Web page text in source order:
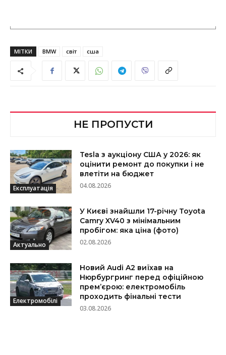
МІТКИ BMW світ сша
НЕ ПРОПУСТИ
Експлуатація
Tesla з аукціону США у 2026: як
оцінити ремонт до покупки і не
влетіти на бюджет
04.08.2026
Актуально
У Києві знайшли 17-річну Toyota
Camry XV40 з мінімальним
пробігом: яка ціна (фото)
02.08.2026
Електромобілі
Новий Audi A2 виїхав на
Нюрбургринг перед офіційною
прем’єрою: електромобіль
проходить фінальні тести
03.08.2026